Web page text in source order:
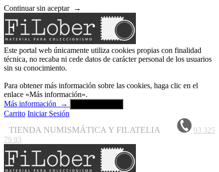
Continuar sin aceptar →
Este portal web únicamente utiliza cookies propias con finalidad
técnica, no recaba ni cede datos de carácter personal de los usuarios
sin su conocimiento.
Para obtener más información sobre las cookies, haga clic en el
enlace «Más información».
Más información
→
Carrito Iniciar Sesión
TIENDA NUMISMÁTICA Y FILATELIA
93 325
79 93